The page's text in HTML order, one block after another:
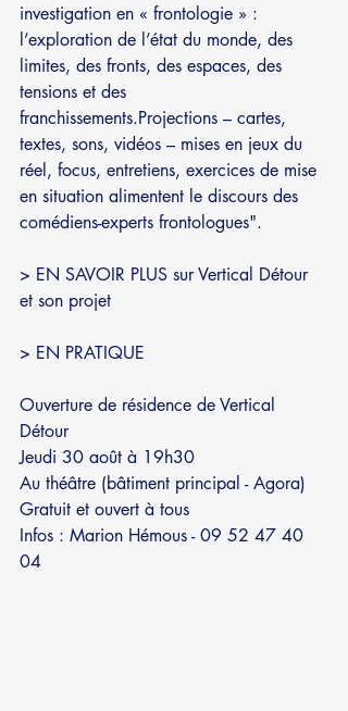
investigation en « frontologie » :
l’exploration de l’état du monde, des
limites, des fronts, des espaces, des
tensions et des
franchissements.Projections – cartes,
textes, sons, vidéos – mises en jeux du
réel, focus, entretiens, exercices de mise
en situation alimentent le discours des
comédiens-experts frontologues".
> EN SAVOIR PLUS sur Vertical Détour
et son projet
> EN PRATIQUE
Ouverture de résidence de Vertical
Détour
Jeudi 30 août à 19h30
Au théâtre (bâtiment principal - Agora)
Gratuit et ouvert à tous
Infos : Marion Hémous - 09 52 47 40
04